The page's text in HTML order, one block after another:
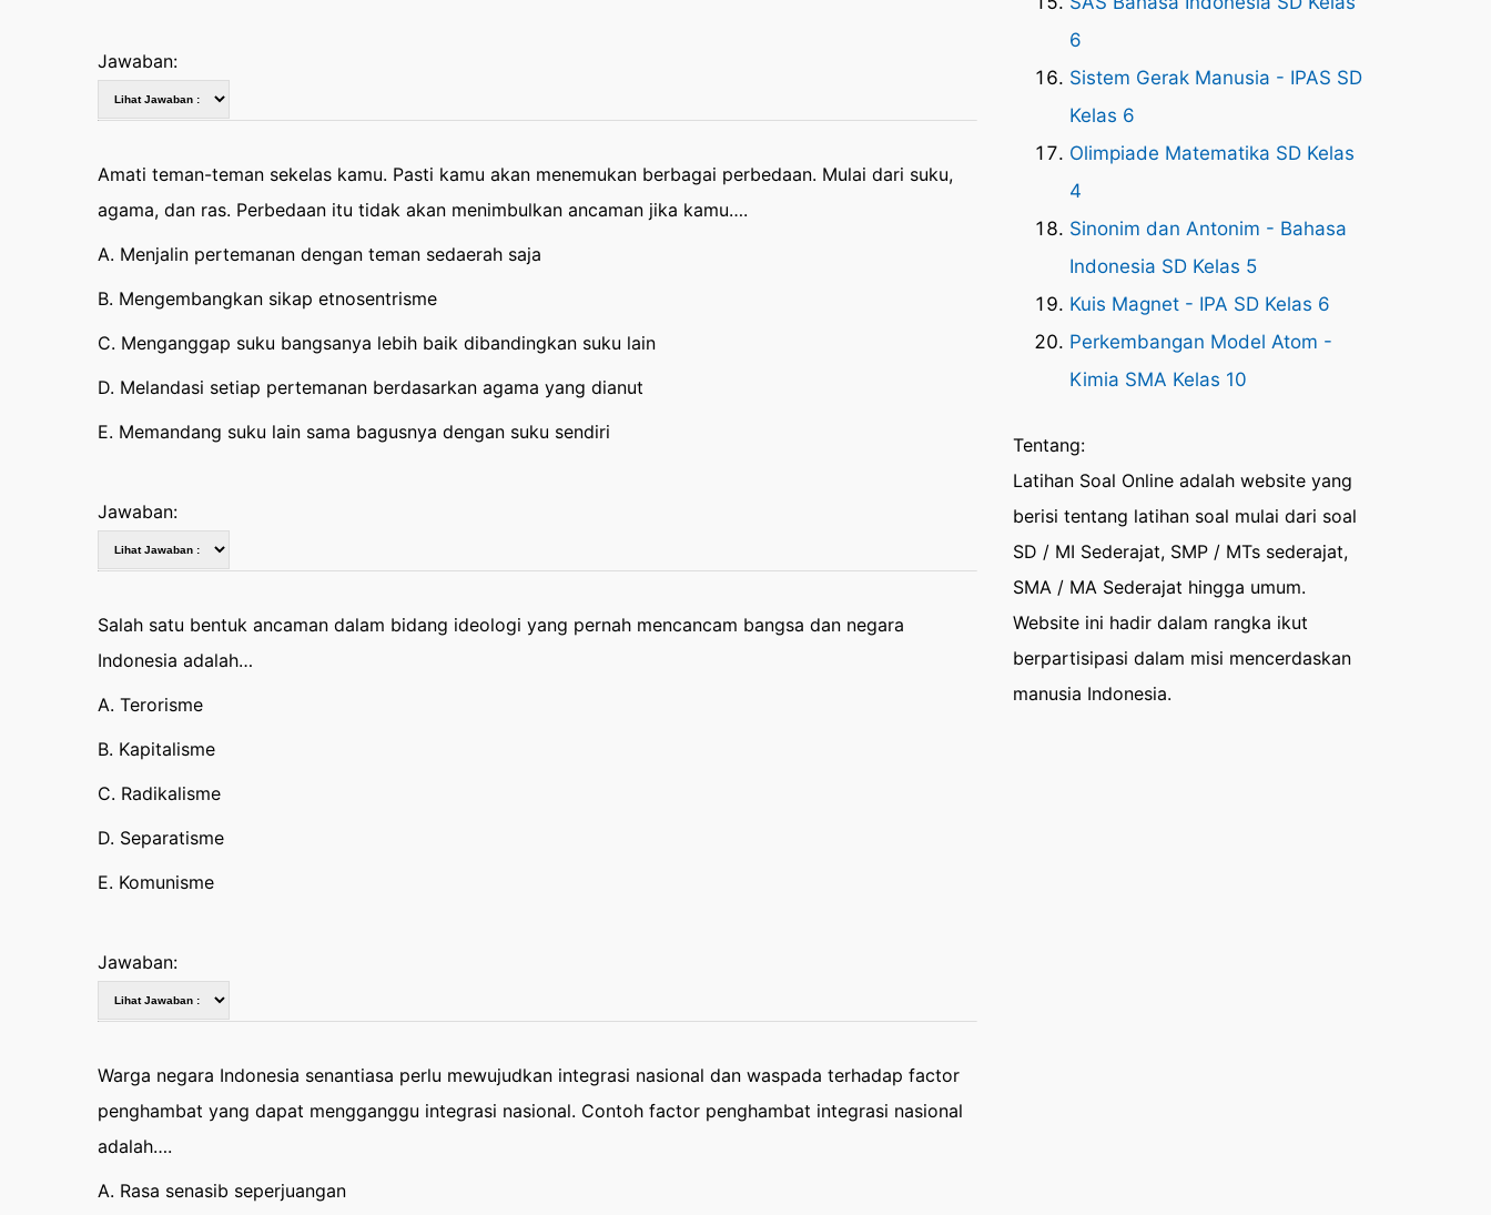
Jawaban:
Amati teman-teman sekelas kamu. Pasti kamu akan menemukan berbagai perbedaan. Mulai dari suku,
agama, dan ras. Perbedaan itu tidak akan menimbulkan ancaman jika kamu….
A. Menjalin pertemanan dengan teman sedaerah saja
B. Mengembangkan sikap etnosentrisme
C. Menganggap suku bangsanya lebih baik dibandingkan suku lain
D. Melandasi setiap pertemanan berdasarkan agama yang dianut
E. Memandang suku lain sama bagusnya dengan suku sendiri
Jawaban:
Salah satu bentuk ancaman dalam bidang ideologi yang pernah mencancam bangsa dan negara
Indonesia adalah…
A. Terorisme
B. Kapitalisme
C. Radikalisme
D. Separatisme
E. Komunisme
Jawaban:
Warga negara Indonesia senantiasa perlu mewujudkan integrasi nasional dan waspada terhadap factor
penghambat yang dapat mengganggu integrasi nasional. Contoh factor penghambat integrasi nasional
adalah….
A. Rasa senasib seperjuangan
6
Sistem Gerak Manusia - IPAS SD
Kelas 6
Olimpiade Matematika SD Kelas
4
Sinonim dan Antonim - Bahasa
Indonesia SD Kelas 5
Kuis Magnet - IPA SD Kelas 6
Perkembangan Model Atom -
Kimia SMA Kelas 10
Tentang:
Latihan Soal Online adalah website yang
berisi tentang latihan soal mulai dari soal
SD / MI Sederajat, SMP / MTs sederajat,
SMA / MA Sederajat hingga umum.
Website ini hadir dalam rangka ikut
berpartisipasi dalam misi mencerdaskan
manusia Indonesia.